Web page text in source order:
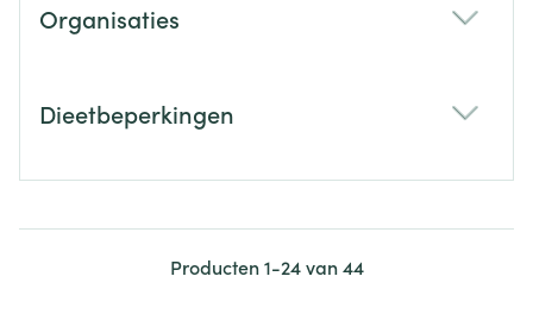
Organisaties
Dieetbeperkingen
Producten1-24van44